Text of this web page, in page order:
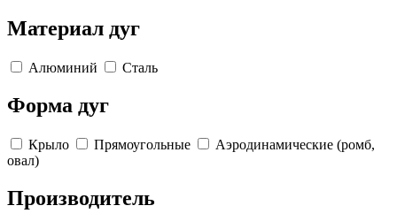
Материал дуг
Алюминий Сталь
Форма дуг
Крыло Прямоугольные
Аэродинамические (ромб,
овал)
Производитель